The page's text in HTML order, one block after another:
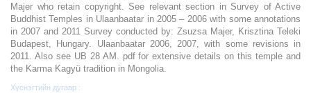
Majer who retain copyright. See relevant section in Survey of Active
Buddhist Temples in Ulaanbaatar in 2005 – 2006 with some annotations
in 2007 and 2011 Survey conducted by: Zsuzsa Majer, Krisztina Teleki
Budapest, Hungary. Ulaanbaatar 2006, 2007, with some revisions in
2011. Also see UB 28 AM. pdf for extensive details on this temple and
the Karma Kagyü tradition in Mongolia.
Хүснэгтийн дугаар :